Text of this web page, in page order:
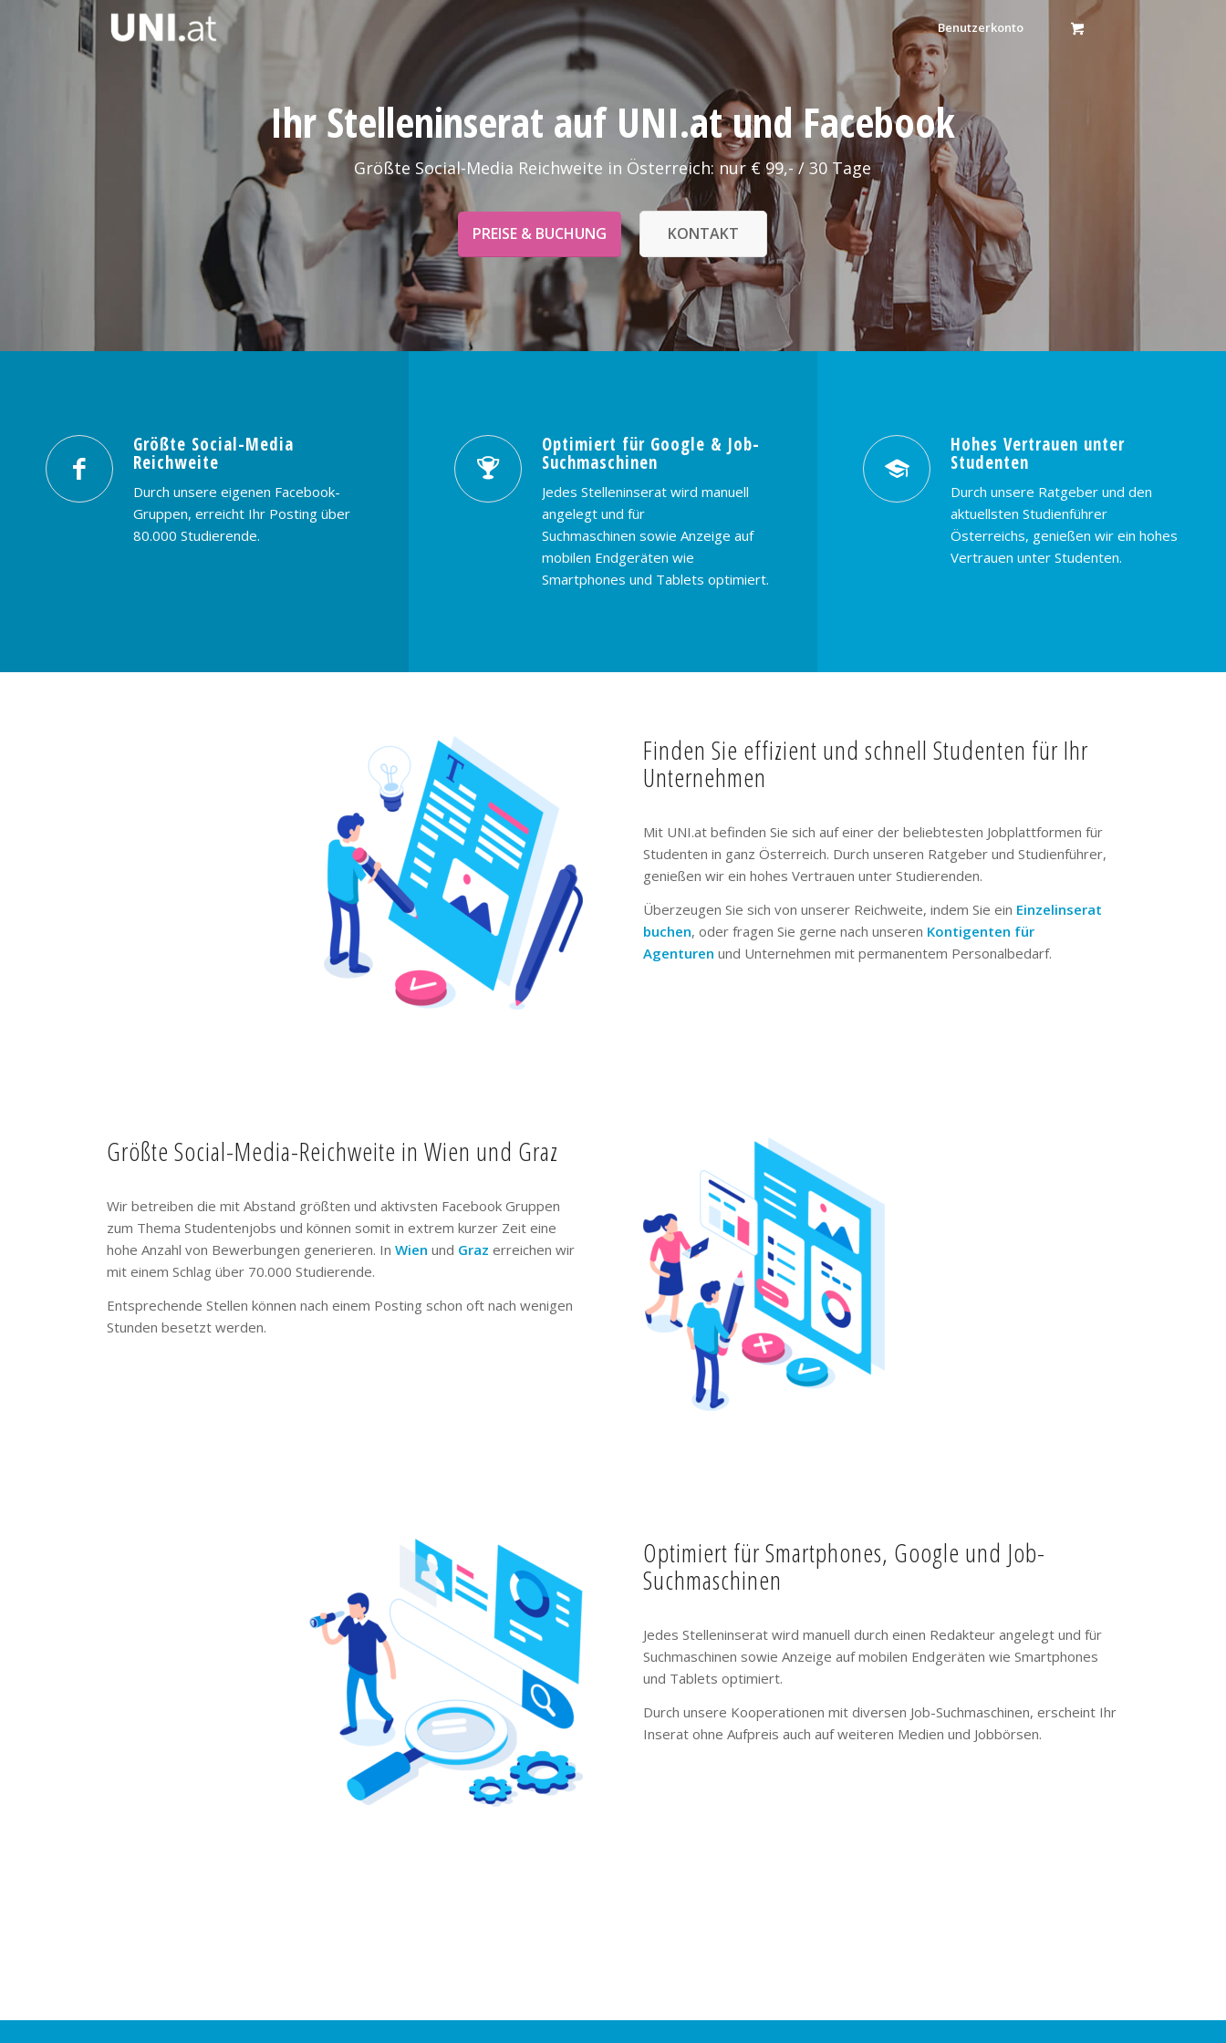
Benutzerkonto
Ihr Stelleninserat auf UNI.at und Facebook
Größte Social-Media Reichweite in Österreich: nur € 99,- / 30 Tage
PREISE & BUCHUNG KONTAKT
Größte Social-Media
Reichweite
Durch unsere eigenen Facebook-
Gruppen, erreicht Ihr Posting über
80.000 Studierende.
Optimiert für Google & Job-
Suchmaschinen
Jedes Stelleninserat wird manuell
angelegt und für
Suchmaschinen sowie Anzeige auf
mobilen Endgeräten wie
Smartphones und Tablets optimiert.
Hohes Vertrauen unter
Studenten
Durch unsere Ratgeber und den
aktuellsten Studienführer
Österreichs, genießen wir ein hohes
Vertrauen unter Studenten.
Finden Sie effizient und schnell Studenten für Ihr
Unternehmen
Mit UNI.at befinden Sie sich auf einer der beliebtesten Jobplattformen für
Studenten in ganz Österreich. Durch unseren Ratgeber und Studienführer,
genießen wir ein hohes Vertrauen unter Studierenden.
Überzeugen Sie sich von unserer Reichweite, indem Sie ein Einzelinserat
buchen, oder fragen Sie gerne nach unseren Kontigenten für
Agenturen und Unternehmen mit permanentem Personalbedarf.
Größte Social-Media-Reichweite in Wien und Graz
Wir betreiben die mit Abstand größten und aktivsten Facebook Gruppen
zum Thema Studentenjobs und können somit in extrem kurzer Zeit eine
hohe Anzahl von Bewerbungen generieren. InWien und Graz erreichen wir
mit einem Schlag über 70.000 Studierende.
Entsprechende Stellen können nach einem Posting schon oft nach wenigen
Stunden besetzt werden.
Optimiert für Smartphones, Google und Job-
Suchmaschinen
Jedes Stelleninserat wird manuell durch einen Redakteur angelegt und für
Suchmaschinen sowie Anzeige auf mobilen Endgeräten wie Smartphones
und Tablets optimiert.
Durch unsere Kooperationen mit diversen Job-Suchmaschinen, erscheint Ihr
Inserat ohne Aufpreis auch auf weiteren Medien und Jobbörsen.